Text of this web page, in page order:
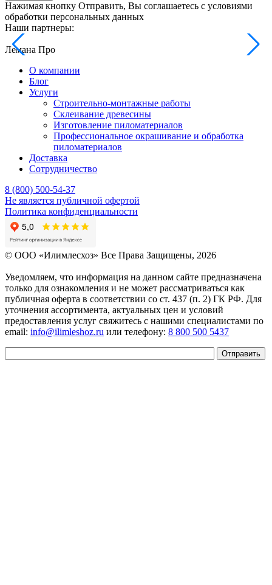
Нажимая кнопку Отправить, Вы соглашаетесь с условиями
обработки персональных данных
Наши партнеры:
Лемана Про
О компании
Блог
Услуги
Строительно-монтажные работы
Склеивание древесины
Изготовление пиломатериалов
Профессиональное окрашивание и обработка
пиломатериалов
Доставка
Сотрудничество
8 (800) 500-54-37
Не является публичной офертой
Политика конфиденциальности
© OOO «Илимлесхоз» Все Права Защищены, 2026
Уведомляем, что информация на данном сайте предназначена
только для ознакомления и не может рассматриваться как
публичная оферта в соответствии со ст. 437 (п. 2) ГК РФ. Для
уточнения ассортимента, актуальных цен и условий
предоставления услуг свяжитесь с нашими специалистами по
email: info@ilimleshoz.ru или телефону: 8 800 500 5437